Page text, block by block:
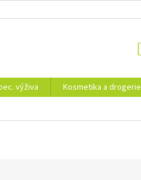
výživa Kosmetika a drogerie